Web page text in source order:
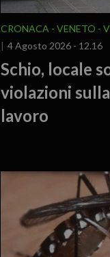
CRONACA VENETO
4 Agosto 2026 - 12.16
Schio, locale
violazioni
lavoro